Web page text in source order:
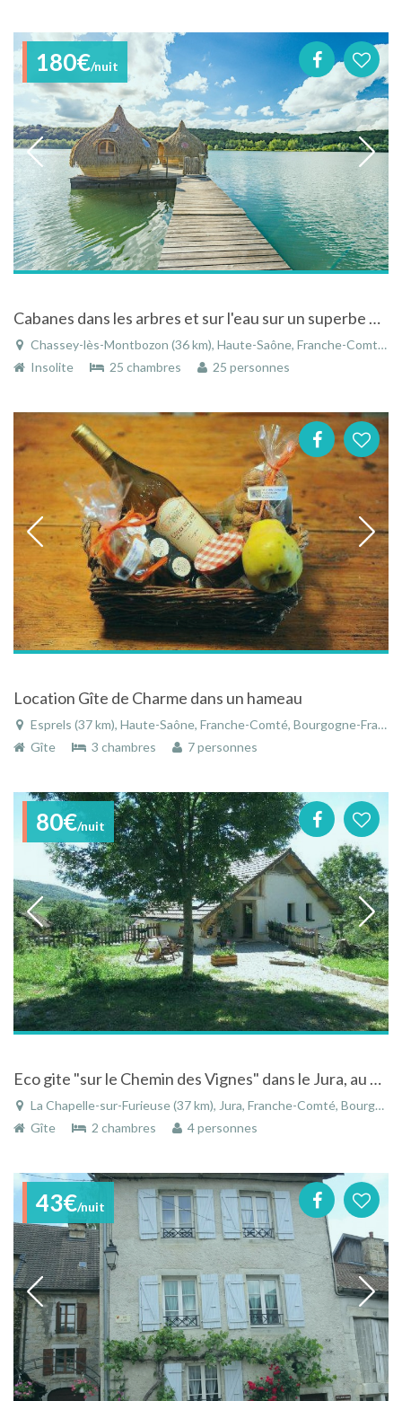
180€/nuit
Cabanes dans les arbres et sur l'eau sur un superbe domaine naturel de 150 hectares en Franche-Comté
Chassey-lès-Montbozon (36 km), Haute-Saône, Franche-Comté, Bourgogne-Franche-Comté, France
Insolite
25 chambres 25 personnes
Location Gîte de Charme dans un hameau
Esprels (37 km), Haute-Saône, Franche-Comté, Bourgogne-Franche-Comté, France
Gîte
3 chambres 7 personnes
80€/nuit
Eco gite "sur le Chemin des Vignes" dans le Jura, au plus proche de la nature
La Chapelle-sur-Furieuse (37 km), Jura, Franche-Comté, Bourgogne-Franche-Comté, France
Gîte
2 chambres 4 personnes
43€/nuit